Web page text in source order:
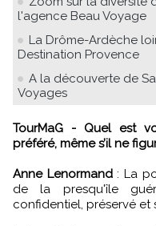
l'agence Beau Voyage
La Drôme-Ardèche
Destination Provence
A la découverte de
Voyages
TourMaG - Quel est votre "secret spot" ou votre lieu
préféré, même s’il ne
Anne Lenormand:La
de la presqu'île
confidentiel, préservé et